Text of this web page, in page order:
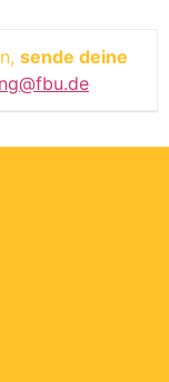
sende deine